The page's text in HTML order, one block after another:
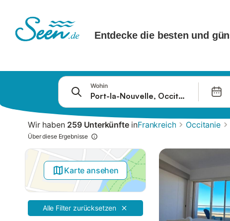
Filter
Angebote
Wohin
Wir haben 259 UnterkünfteinFrankreich Occitanie
Über diese Ergebnisse
Karte ansehen
Alle Filter zurücksetzen